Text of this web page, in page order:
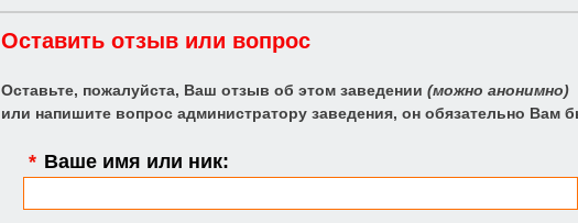
Оставить отзыв или вопрос
Оставьте, пожалуйста, Ваш отзыв об этом заведении (можно анонимно)
или напишите вопрос администратору заведения, он обязательно Вам
* Ваше имя или ник: